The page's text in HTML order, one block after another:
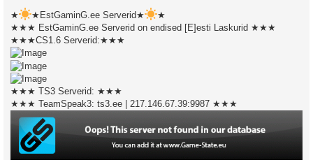
s
t
★ ★EstGaminG.ee Serverid★
★
★★★ EstGaminG.ee Serverid on endised [E]esti Laskurid ★★★
★★★CS1.6 Serverid:★★★
★★★ TS3 Serverid: ★★★
★★★ TeamSpeak3: ts3.ee | 217.146.67.39:9987 ★★★